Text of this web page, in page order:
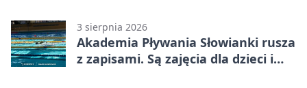
3 sierpnia 2026
Akademia Pływania Słowianki rusza
z zapisami. Są zajęcia dla dzieci i